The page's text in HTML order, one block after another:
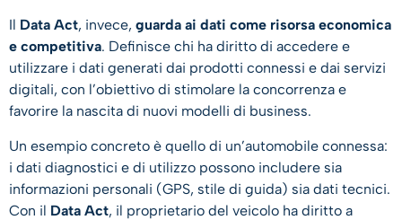
Il Data Act, invece, guarda ai dati come risorsa economica
e competitiva. Definisce chi ha diritto di accedere e
utilizzare i dati generati dai prodotti connessi e dai servizi
digitali, con l’obiettivo di stimolare la concorrenza e
favorire la nascita di nuovi modelli di business.
Un esempio concreto è quello di un’automobile connessa:
i dati diagnostici e di utilizzo possono includere sia
informazioni personali (GPS, stile di guida) sia dati tecnici.
Con il Data Act, il proprietario del veicolo ha diritto a